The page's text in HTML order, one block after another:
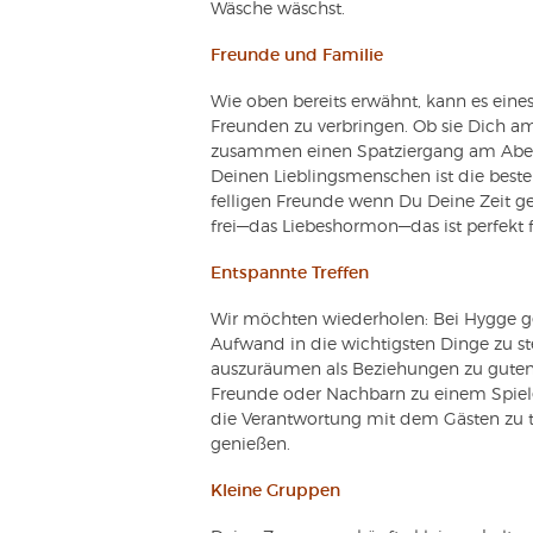
Wäsche wäschst.
Freunde und Familie
Wie oben bereits erwähnt, kann es
Freunden zu verbringen. Ob sie Dich
zusammen einen Spatziergang am
Deinen Lieblingsmenschen ist die
felligen Freunde wenn Du Deine Zeit
frei—das Liebeshormon—das ist perfekt
Entspannte Treffen
Wir möchten wiederholen: Bei Hygge
Aufwand in die wichtigsten Dinge zu
auszuräumen als Beziehungen zu
Freunde oder Nachbarn zu einem
die Verantwortung mit dem Gästen zu
genießen.
Kleine Gruppen